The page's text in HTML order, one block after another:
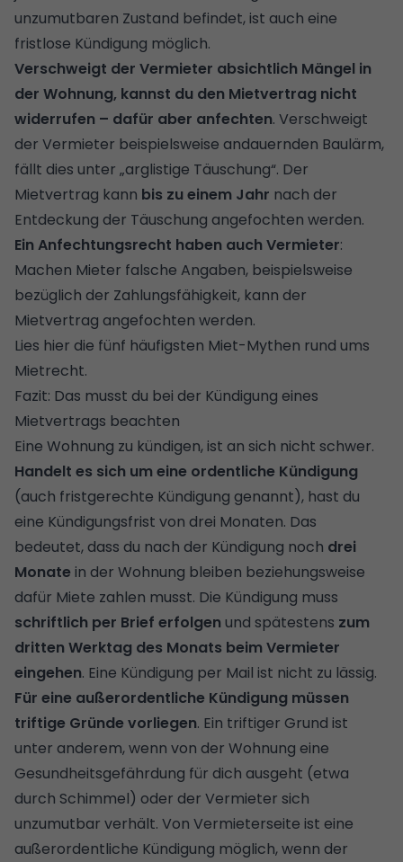
unzumutbaren Zustand befindet, ist auch eine
fristlose Kündigung möglich.
Verschweigt der Vermieter absichtlich Mängel in
der Wohnung, kannst du den Mietvertrag nicht
widerrufen – dafür aber anfechten. Verschweigt
der Vermieter beispielsweise andauernden Baulärm,
fällt dies unter „arglistige Täuschung“. Der
Mietvertrag kann bis zu einem Jahr nach der
Entdeckung der Täuschung angefochten werden.
Ein Anfechtungsrecht haben auch Vermieter:
Machen Mieter falsche Angaben, beispielsweise
bezüglich der Zahlungsfähigkeit, kann der
Mietvertrag angefochten werden.
Lies hier die fünf häufigsten Miet-Mythen rund ums
Mietrecht.
Fazit: Das musst du bei der Kündigung eines
Mietvertrags beachten
Eine Wohnung zu kündigen, ist an sich nicht schwer.
Handelt es sich um eine ordentliche Kündigung
(auch fristgerechte Kündigung genannt), hast du
eine Kündigungsfrist von drei Monaten. Das
bedeutet, dass du nach der Kündigung noch drei
Monate in der Wohnung bleiben beziehungsweise
dafür Miete zahlen musst. Die Kündigung muss
schriftlich per Brief erfolgen und spätestens zum
dritten Werktag des Monats beim Vermieter
eingehen. Eine Kündigung per Mail ist nicht zu lässig.
Für eine außerordentliche Kündigung müssen
triftige Gründe vorliegen. Ein triftiger Grund ist
unter anderem, wenn von der Wohnung eine
Gesundheitsgefährdung für dich ausgeht (etwa
durch Schimmel) oder der Vermieter sich
unzumutbar verhält. Von Vermieterseite ist eine
außerordentliche Kündigung möglich, wenn der